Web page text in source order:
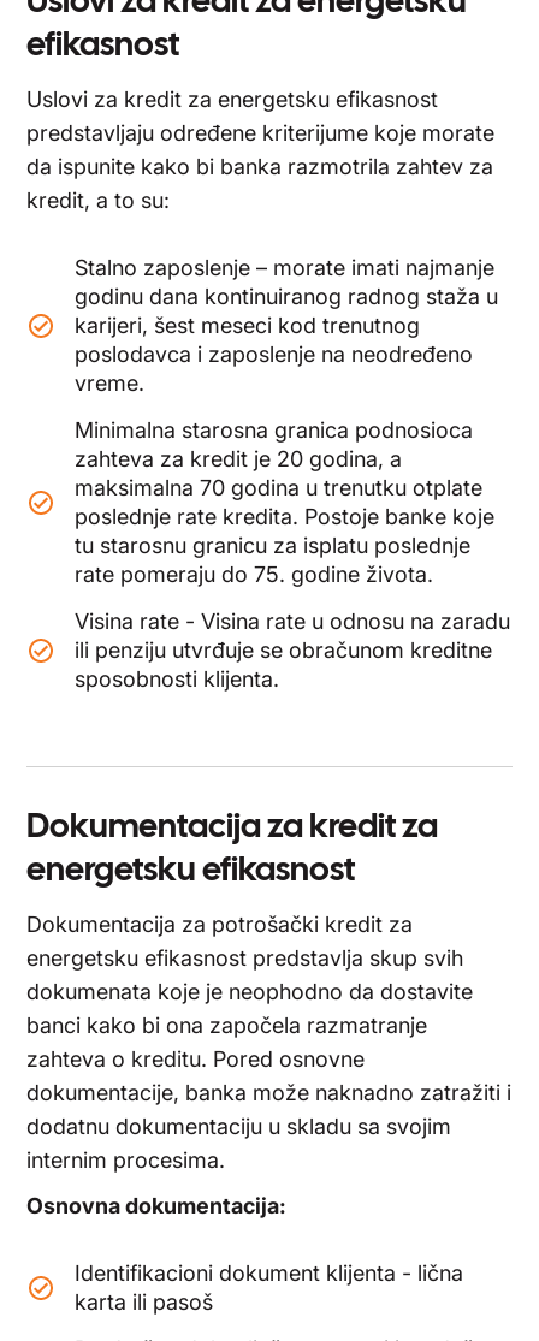
efikasnost
Uslovi za kredit za energetsku efikasnost
predstavljaju određene kriterijume koje morate
da ispunite kako bi banka razmotrila zahtev za
kredit, a to su:
Stalno zaposlenje – morate imati najmanje
godinu dana kontinuiranog radnog staža u
karijeri, šest meseci kod trenutnog
poslodavca i zaposlenje na neodređeno
vreme.
Minimalna starosna granica podnosioca
zahteva za kredit je 20 godina, a
maksimalna 70 godina u trenutku otplate
poslednje rate kredita. Postoje banke koje
tu starosnu granicu za isplatu poslednje
rate pomeraju do 75. godine života.
Visina rate - Visina rate u odnosu na zaradu
ili penziju utvrđuje se obračunom kreditne
sposobnosti klijenta.
Dokumentacija za kredit za
energetsku efikasnost
Dokumentacija za potrošački kredit za
energetsku efikasnost predstavlja skup svih
dokumenata koje je neophodno da dostavite
banci kako bi ona započela razmatranje
zahteva o kreditu. Pored osnovne
dokumentacije, banka može naknadno zatražiti i
dodatnu dokumentaciju u skladu sa svojim
internim procesima.
Osnovna dokumentacija:
Identifikacioni dokument klijenta - lična
karta ili pasoš